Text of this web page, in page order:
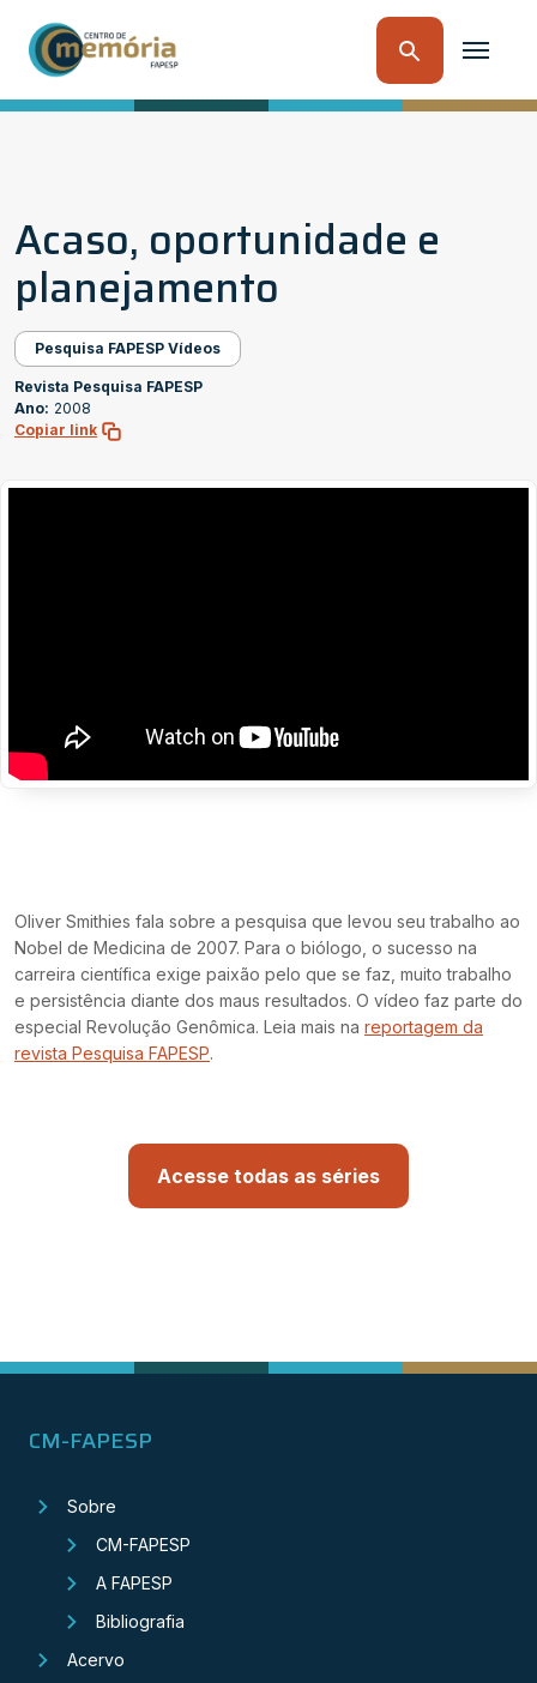
Acaso, oportunidade e
planejamento
Pesquisa FAPESP Vídeos
Revista Pesquisa FAPESP
Ano: 2008
Copiar link
Oliver Smithies fala sobre a pesquisa que levou seu trabalho ao
Nobel de Medicina de 2007. Para o biólogo, o sucesso na
carreira científica exige paixão pelo que se faz, muito trabalho
e persistência diante dos maus resultados. O vídeo faz parte do
especial Revolução Genômica. Leia mais na reportagem da
revista Pesquisa FAPESP.
Acesse todas as séries
CM-FAPESP
Sobre
CM-FAPESP
A FAPESP
Bibliografia
Acervo